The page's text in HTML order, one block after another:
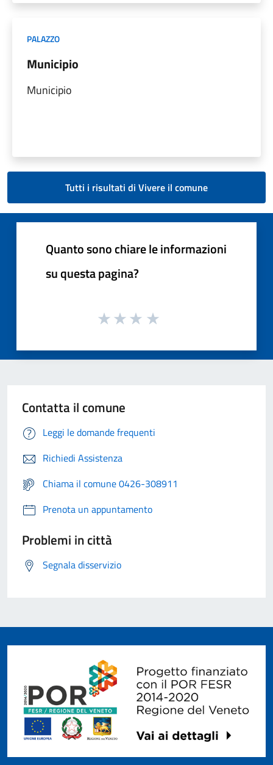
PALAZZO
Municipio
Municipio
Tutti i risultati di Vivere il comune
Quanto sono chiare le informazioni
su questa pagina?
Contatta il comune
Leggi le domande frequenti
Richiedi Assistenza
Chiama il comune 0426-308911
Prenota un appuntamento
Problemi in città
Segnala disservizio